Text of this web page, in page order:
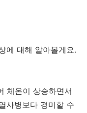
에 대해 알아볼게요.
체온이 상승하면서
사병보다 경미할 수